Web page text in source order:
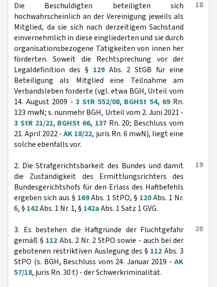
18
Die Beschuldigten beteiligten sich
hochwahrscheinlich an der Vereinigung jeweils als
Mitglied, da sie sich nach derzeitigem Sachstand
einvernehmlich in diese eingliederten und sie durch
organisationsbezogene Tätigkeiten von innen her
förderten. Soweit die Rechtsprechung vor der
Legaldefinition des § 129Abs. 2 StGB für eine
Beteiligung als Mitglied eine Teilnahme am
Verbandsleben forderte (vgl. etwa BGH, Urteil vom
14. August 2009 -3 StR 552/08, BGHSt 54, 69Rn.
123 mwN; s. nunmehr BGH, Urteil vom 2. Juni 2021 -
3 StR 21/21, BGHSt 66, 137Rn. 20; Beschluss vom
21. April 2022 -AK 18/22, juris Rn. 6 mwN), liegt eine
solche ebenfalls vor.
19
2. Die Strafgerichtsbarkeit des Bundes und damit
die Zuständigkeit des Ermittlungsrichters des
Bundesgerichtshofs für den Erlass des Haftbefehls
ergeben sich aus § 169Abs. 1 StPO, § 120Abs. 1 Nr.
6, § 142Abs. 1 Nr. 1, § 142aAbs. 1 Satz 1 GVG.
20
3. Es bestehen die Haftgründe der Fluchtgefahr
gemäß § 112 Abs. 2 Nr. 2 StPO sowie - auch bei der
gebotenen restriktiven Auslegung des § 112 Abs. 3
StPO (s. BGH, Beschluss vom 24. Januar 2019 - AK
57/18, juris Rn. 30 f.) - der Schwerkriminalität.